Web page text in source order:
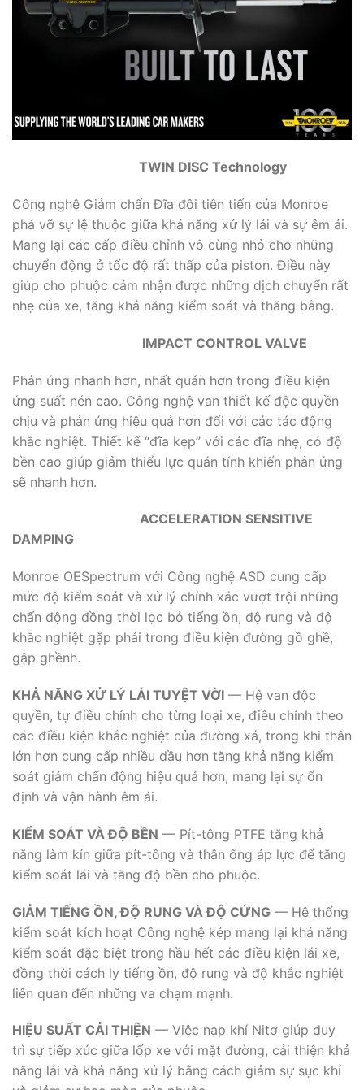
TWIN DISC Technology
Công nghệ Giảm chấn Đĩa đôi tiên tiến của Monroe
phá vỡ sự lệ thuộc giữa khả năng xử lý lái và sự êm ái.
Mang lại các cấp điều chỉnh vô cùng nhỏ cho những
chuyển động ở tốc độ rất thấp của piston. Điều này
giúp cho phuộc cảm nhận được những dịch chuyển rất
nhẹ của xe, tăng khả năng kiểm soát và thăng bằng.
IMPACT CONTROL VALVE
Phản ứng nhanh hơn, nhất quán hơn trong điều kiện
ứng suất nén cao. Công nghệ van thiết kế độc quyền
chịu và phản ứng hiệu quả hơn đối với các tác động
khắc nghiệt. Thiết kế “đĩa kẹp” với các đĩa nhẹ, có độ
bền cao giúp giảm thiểu lực quán tính khiến phản ứng
sẽ nhanh hơn.
ACCELERATION SENSITIVE
DAMPING
Monroe OESpectrum với Công nghệ ASD cung cấp
mức độ kiểm soát và xử lý chính xác vượt trội những
chấn động đồng thời lọc bỏ tiếng ồn, độ rung và độ
khắc nghiệt gặp phải trong điều kiện đường gồ ghề,
gập ghềnh.
KHẢ NĂNG XỬ LÝ LÁI TUYỆT VỜI — Hệ van độc
quyền, tự điều chỉnh cho từng loại xe, điều chỉnh theo
các điều kiện khắc nghiệt của đường xá, trong khi thân
lớn hơn cung cấp nhiều dầu hơn tăng khả năng kiểm
soát giảm chấn động hiệu quả hơn, mang lại sự ổn
định và vận hành êm ái.
KIỂM SOÁT VÀ ĐỘ BỀN — Pít-tông PTFE tăng khả
năng làm kín giữa pít-tông và thân ống áp lực để tăng
kiểm soát lái và tăng độ bền cho phuộc.
GIẢM TIẾNG ỒN, ĐỘ RUNG VÀ ĐỘ CỨNG — Hệ thống
kiểm soát kích hoạt Công nghệ kép mang lại khả năng
kiểm soát đặc biệt trong hầu hết các điều kiện lái xe,
đồng thời cách ly tiếng ồn, độ rung và độ khắc nghiệt
liên quan đến những va chạm mạnh.
HIỆU SUẤT CẢI THIỆN — Việc nạp khí Nitơ giúp duy
trì sự tiếp xúc giữa lốp xe với mặt đường, cải thiện khả
năng lái và khả năng xử lý bằng cách giảm sự sục khí